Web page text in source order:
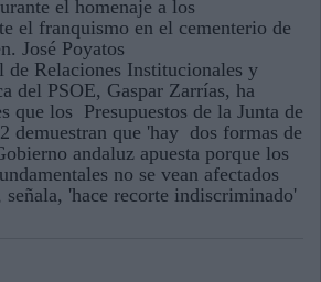
de Relaciones Institucionales y
del PSOE, Gaspar Zarrías, ha
que los Presupuestos de la Junta de
demuestran que 'hay dos formas de
andaluz apuesta porque los
no se vean afectados
'hace recorte indiscriminado'